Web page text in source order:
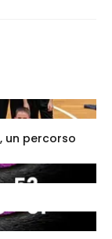
un percorso